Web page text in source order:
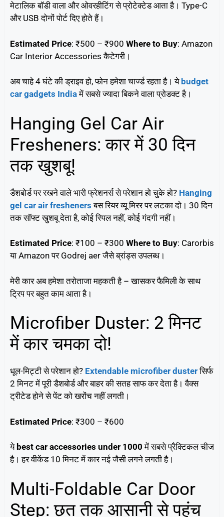
मेटालिक बॉडी वाला और ओवरहीटिंग से प्रोटेक्टेड आता है। Type-C
और USB दोनों पोर्ट दिए होते हैं।
Estimated Price: ₹500 – ₹900 Where to Buy: Amazon
Car Interior Accessories कैटेगरी।
अब चाहे 4 घंटे की ड्राइव हो, फोन हमेशा चार्ज्ड रहता है। ये budget
car gadgets Indiaमें सबसे ज्यादा बिकने वाला प्रोडक्ट है।
Hanging Gel Car Air
Fresheners: कार में 30 दिन
तक खुशबू!
डैशबोर्ड पर रखने वाले भारी फ्रेशनर्स से परेशान हो चुके हो? Hanging
gel car air fresheners बस रियर व्यू मिरर पर लटका दो। 30 दिन
तक सॉफ्ट खुशबू देता है, कोई स्पिल नहीं, कोई गंदगी नहीं।
Estimated Price: ₹100 – ₹300 Where to Buy: Carorbis
या Amazon पर Godrej aer जैसे ब्रांड्स उपलब्ध।
मेरी कार अब हमेशा तरोताजा महकती है – खासकर फैमिली के साथ
ट्रिप पर बहुत काम आता है।
Microfiber Duster: 2 मिनट
में कार चमका दो!
धूल-मिट्टी से परेशान हो? Extendable microfiber dusterसिर्फ
2 मिनट में पूरी डैशबोर्ड और बाहर की सतह साफ कर देता है। वैक्स
ट्रीटेड होने से पेंट को खरोंच नहीं लगती।
Estimated Price: ₹300 – ₹600
ये best car accessories under 1000 में सबसे प्रैक्टिकल चीज
है। हर वीकेंड 10 मिनट में कार नई जैसी लगने लगती है।
Multi-Foldable Car Door
Step: छत तक आसानी से पहुंच